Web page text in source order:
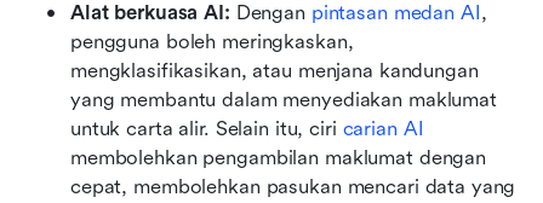
Alat berkuasa AI: Dengan pintasan medan AI ,
pengguna boleh meringkaskan,
mengklasifikasikan, atau menjana kandungan
yang membantu dalam menyediakan maklumat
untuk carta alir. Selain itu, ciri carian AI
membolehkan pengambilan maklumat dengan
cepat, membolehkan pasukan mencari data yang